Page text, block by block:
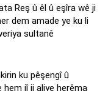
Reş û êl û eşîra wê ji
dem amade ye ku li
sultanê
ku pêşengî û
jî ji aliye herêma